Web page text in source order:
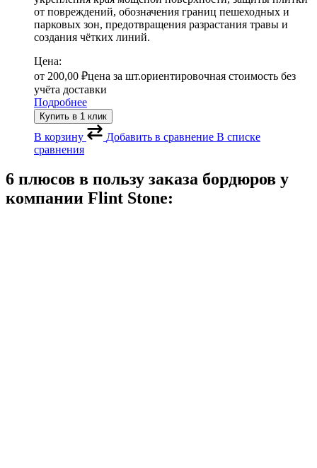
от повреждений, обозначения границ пешеходных и
парковых зон, предотвращения разрастания травы и
создания чётких линий.
Цена:
от 200,00 ₽цена за шт.ориентировочная стоимость без
учёта доставки
Подробнее
Купить в 1 клик
В корзину Добавить в сравнение В списке
сравнения
6 плюсов в пользу заказа бордюров у
компании Flint Stone: